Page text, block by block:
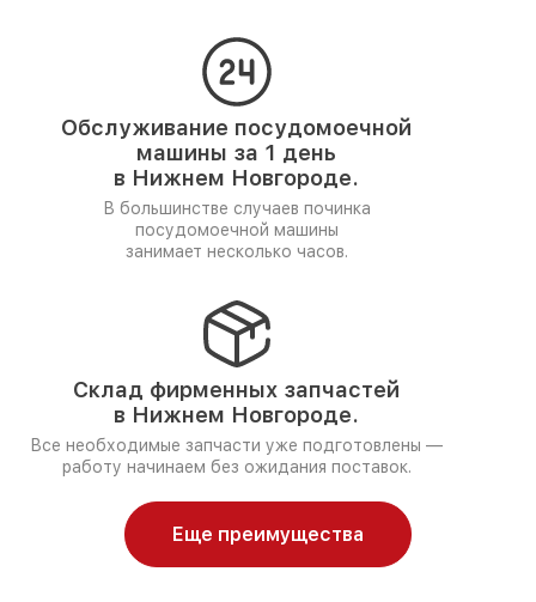
Обслуживание посудомоечной
машины за 1 день
в Нижнем Новгороде.
В большинстве случаев починка
посудомоечной машины
занимает несколько часов.
Склад фирменных запчастей
в Нижнем Новгороде.
Все необходимые запчасти уже подготовлены —
работу начинаем без ожидания поставок.
Еще преимущества